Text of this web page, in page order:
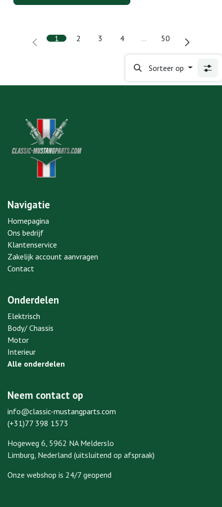
1 2 3 4 … 50
Sorteer op
Navigatie
Homepagina
Ons bedrijf
Klantenservice
Zakelijk account aanvragen
Contact
Onderdelen
Elektrisch
Body/ Chassis
Motor
Interieur
Alle onderdelen
Neem contact op
info@classic-mustangparts.com
(+31)77 398 1573
Hogeweg 6, 5962 NA Melderslo
Limburg, Nederland (uitsluitend op afspraak)
Onze webshop is 24/7 geopend